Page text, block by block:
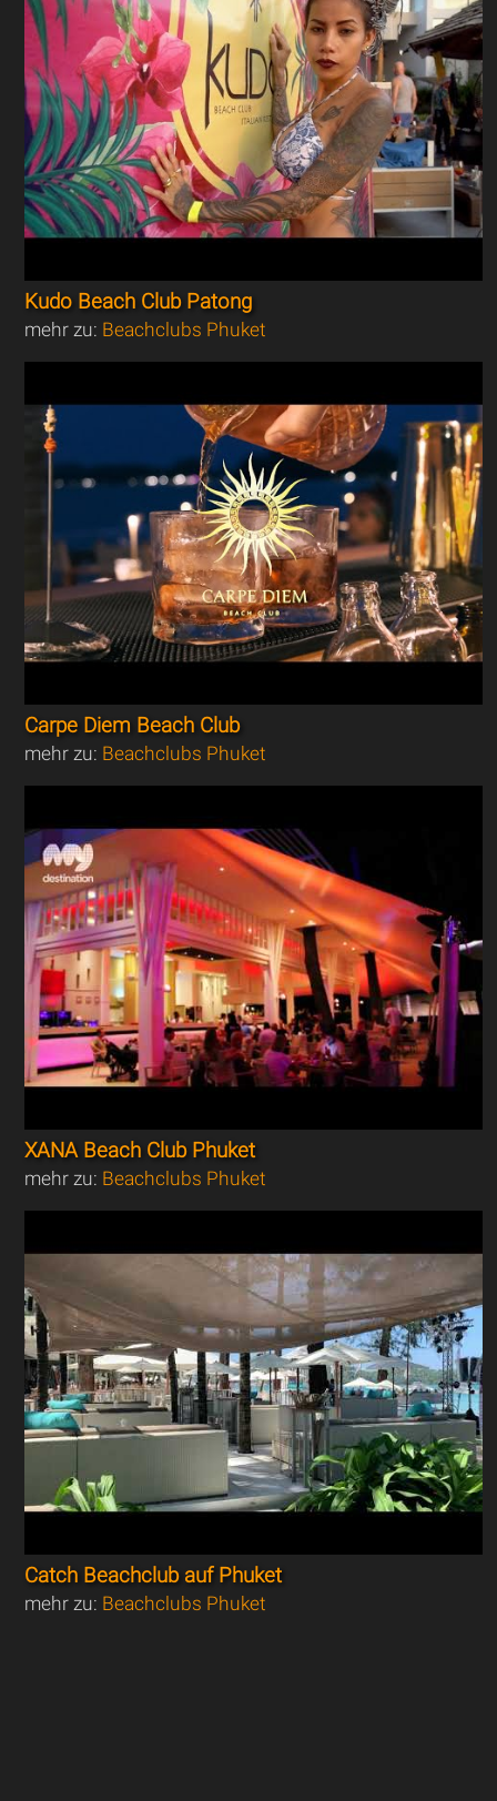
Kudo Beach Club Patong
mehr zu: Beachclubs Phuket
Carpe Diem Beach Club
mehr zu: Beachclubs Phuket
XANA Beach Club Phuket
mehr zu: Beachclubs Phuket
Catch Beachclub auf Phuket
mehr zu: Beachclubs Phuket